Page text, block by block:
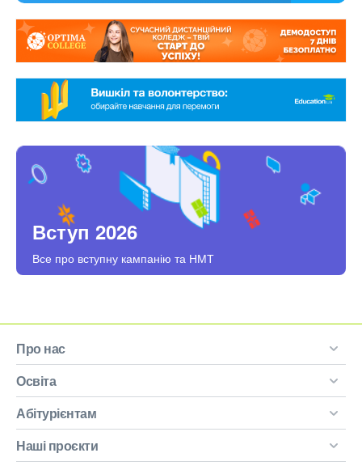
Вступ 2026
Все про вступну кампанію та НМТ
Про нас
Освіта
Абітурієнтам
Наші проєкти